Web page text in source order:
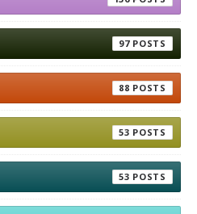
97
88
53
53